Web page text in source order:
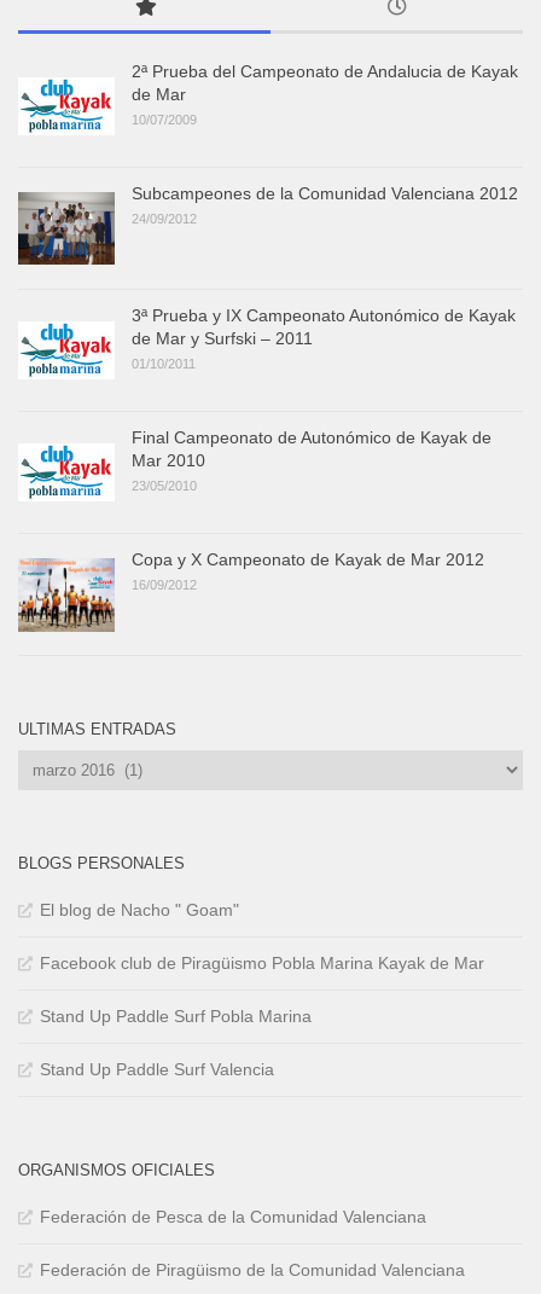
2ª Prueba del Campeonato de Andalucia de Kayak
de Mar
10/07/2009
Subcampeones de la Comunidad Valenciana 2012
24/09/2012
3ª Prueba y IX Campeonato Autonómico de Kayak
de Mar y Surfski – 2011
01/10/2011
Final Campeonato de Autonómico de Kayak de
Mar 2010
23/05/2010
Copa y X Campeonato de Kayak de Mar 2012
16/09/2012
ULTIMAS ENTRADAS
Ultimas
BLOGS PERSONALES
El blog de Nacho " Goam"
Facebook club de Piragüismo Pobla Marina Kayak de Mar
Stand Up Paddle Surf Pobla Marina
Stand Up Paddle Surf Valencia
ORGANISMOS OFICIALES
Federación de Pesca de la Comunidad Valenciana
Federación de Piragüismo de la Comunidad Valenciana